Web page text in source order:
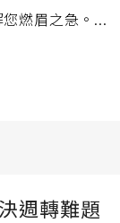
燃眉之急。...
週轉難題